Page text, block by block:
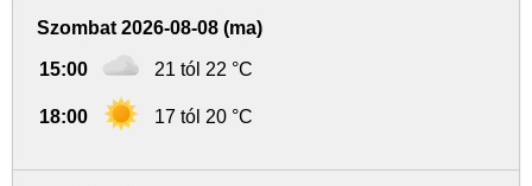
Szombat 2026-08-08 (ma)
15:00 21 tól 22 °C
18:00 17 tól 20 °C